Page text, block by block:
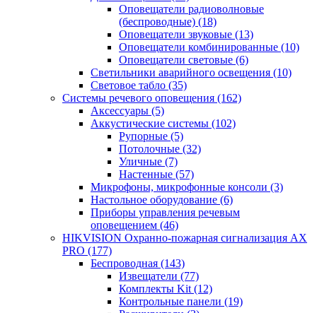
Оповещатели радиоволновые
(беспроводные) (18)
Оповещатели звуковые (13)
Оповещатели комбинированные (10)
Оповещатели световые (6)
Светильники аварийного освещения (10)
Световое табло (35)
Системы речевого оповещения (162)
Аксессуары (5)
Аккустические системы (102)
Рупорные (5)
Потолочные (32)
Уличные (7)
Настенные (57)
Микрофоны, микрофонные консоли (3)
Настольное оборудование (6)
Приборы управления речевым
оповещением (46)
HIKVISION Охранно-пожарная сигнализация AX
PRO (177)
Беспроводная (143)
Извещатели (77)
Комплекты Kit (12)
Контрольные панели (19)